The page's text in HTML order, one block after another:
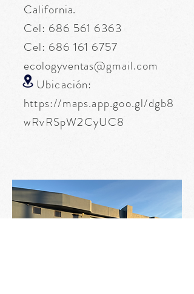
California.
Cel: 686 561 6363
Cel: 686 161 6757
ecologyventas@gmail.com
Ubicación:
https://maps.app.goo.gl/dgb8
wRvRSpW2CyUC8